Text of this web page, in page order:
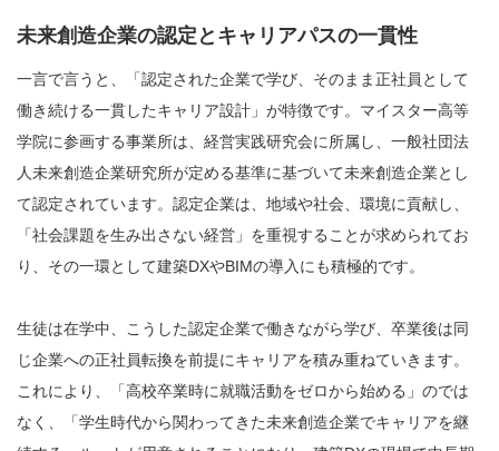
未来創造企業の認定とキャリアパスの一貫性
一言で言うと、「認定された企業で学び、そのまま正社員として
働き続ける一貫したキャリア設計」が特徴です。マイスター高等
学院に参画する事業所は、経営実践研究会に所属し、一般社団法
人未来創造企業研究所が定める基準に基づいて未来創造企業とし
て認定されています。認定企業は、地域や社会、環境に貢献し、
「社会課題を生み出さない経営」を重視することが求められてお
り、その一環として建築DXやBIMの導入にも積極的です。
生徒は在学中、こうした認定企業で働きながら学び、卒業後は同
じ企業への正社員転換を前提にキャリアを積み重ねていきます。
これにより、「高校卒業時に就職活動をゼロから始める」のでは
なく、「学生時代から関わってきた未来創造企業でキャリアを継